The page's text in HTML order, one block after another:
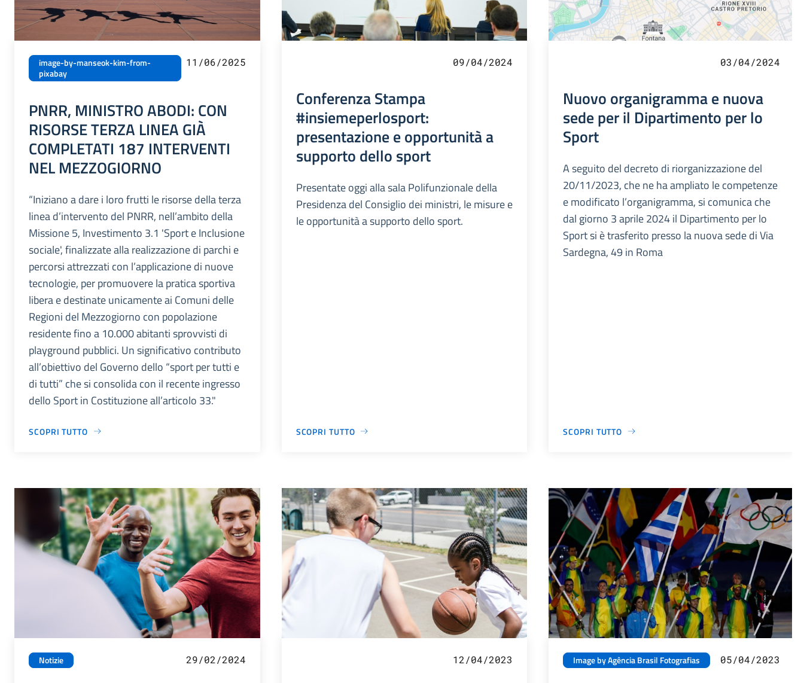
image-by-manseok-kim-from-
pixabay
11/06/2025
PNRR, MINISTRO ABODI: CON
RISORSE TERZA LINEA GIÀ
COMPLETATI 187 INTERVENTI
NEL MEZZOGIORNO
“Iniziano a dare i loro frutti le risorse della terza
linea d’intervento del PNRR, nell’ambito della
Missione 5, Investimento 3.1 'Sport e Inclusione
sociale', finalizzate alla realizzazione di parchi e
percorsi attrezzati con l’applicazione di nuove
tecnologie, per promuovere la pratica sportiva
libera e destinate unicamente ai Comuni delle
Regioni del Mezzogiorno con popolazione
residente fino a 10.000 abitanti sprovvisti di
playground pubblici. Un significativo contributo
all’obiettivo del Governo dello “sport per tutti e
di tutti” che si consolida con il recente ingresso
dello Sport in Costituzione all’articolo 33."
SCOPRI TUTTO
09/04/2024
Conferenza Stampa
#insiemeperlosport:
presentazione e opportunità a
supporto dello sport
Presentate oggi alla sala Polifunzionale della
Presidenza del Consiglio dei ministri, le misure e
le opportunità a supporto dello sport.
SCOPRI TUTTO
03/04/2024
Nuovo organigramma e nuova
sede per il Dipartimento per lo
Sport
A seguito del decreto di riorganizzazione del
20/11/2023, che ne ha ampliato le competenze
e modificato l’organigramma, si comunica che
dal giorno 3 aprile 2024 il Dipartimento per lo
Sport si è trasferito presso la nuova sede di Via
Sardegna, 49 in Roma
SCOPRI TUTTO
Notizie 29/02/2024 12/04/2023 Image by Agência Brasil Fotografias 05/04/2023